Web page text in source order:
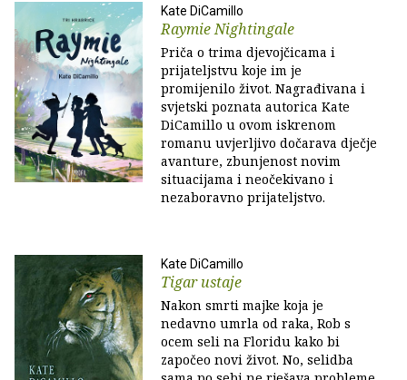
Kate DiCamillo
Raymie Nightingale
Priča o trima djevojčicama i
prijateljstvu koje im je
promijenilo život. Nagrađivana i
svjetski poznata autorica Kate
DiCamillo u ovom iskrenom
romanu uvjerljivo dočarava dječje
avanture, zbunjenost novim
situacijama i neočekivano i
nezaboravno prijateljstvo.
Kate DiCamillo
Tigar ustaje
Nakon smrti majke koja je
nedavno umrla od raka, Rob s
ocem seli na Floridu kako bi
započeo novi život. No, selidba